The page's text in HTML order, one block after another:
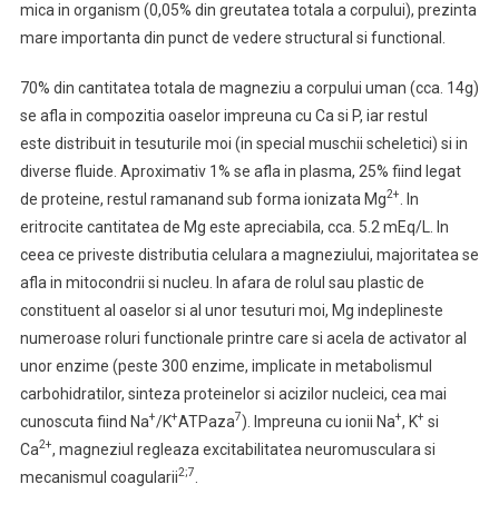
mica in organism (0,05% din greutatea totala a corpului), prezinta
mare importanta din punct de vedere structural si functional.
70% din cantitatea totala de magneziu a corpului uman (cca. 14g)
se afla in compozitia oaselor impreuna cu Ca si P, iar restul
este distribuit in tesuturile moi (in special muschii scheletici) si in
diverse fluide. Aproximativ 1% se afla in plasma, 25% fiind legat
de proteine, restul ramanand sub forma ionizata Mg2+
. In
eritrocite cantitatea de Mg este apreciabila, cca. 5.2 mEq/L. In
ceea ce priveste distributia celulara a magneziului, majoritatea se
afla in mitocondrii si nucleu. In afara de rolul sau plastic de
constituent al oaselor si al unor tesuturi moi, Mg indeplineste
numeroase roluri functionale printre care si acela de activator al
unor enzime (peste 300 enzime, implicate in metabolismul
carbohidratilor, sinteza proteinelor si acizilor nucleici, cea mai
cunoscuta fiind Na+/K+ATPaza7). Impreuna cu ionii Na+, K+ si
Ca2+, magneziul regleaza excitabilitatea neuromusculara si
mecanismul coagularii2;7